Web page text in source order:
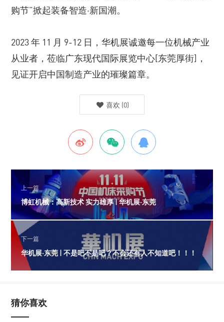
购节”掀起装备智造·新国潮。
2023 年 11 月 9-12 日，华机展诚邀每一位机械产业
从业者，莅临广东现代国际展览中心[东莞厚街]，
见证开启中国制造产业的璀璨篇章。
喜欢 (0)
上一篇
博虹机械：高新技术 实力雄厚 | 华机展·东莞
下一篇
华机展·东莞 | 不是吧不是吧？不会还有人不知道吧！！！
猜你喜欢